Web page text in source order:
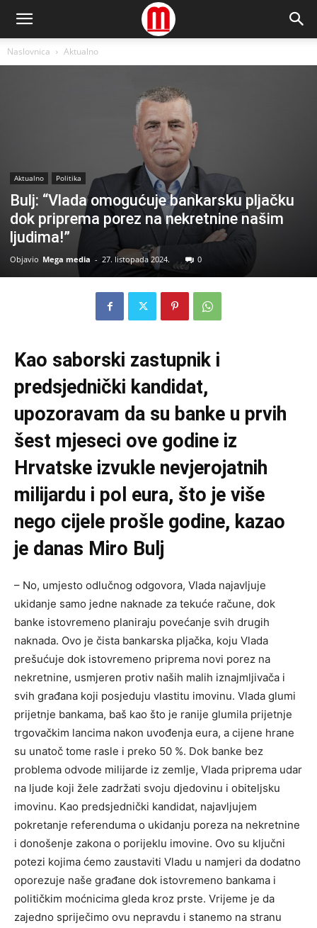
Naslovnica Aktualno
Aktualno Politika
Bulj: “Vlada omogućuje bankarsku pljačku
dok priprema porez na nekretnine našim
ljudima!”
Objavio Mega media - 27. listopada 2024. 0
Kao saborski zastupnik i
predsjednički kandidat,
upozoravam da su banke u prvih
šest mjeseci ove godine iz
Hrvatske izvukle nevjerojatnih
milijardu i pol eura, što je više
nego cijele prošle godine, kazao
je danas Miro Bulj
– No, umjesto odlučnog odgovora, Vlada najavljuje
ukidanje samo jedne naknade za tekuće račune, dok
banke istovremeno planiraju povećanje svih drugih
naknada. Ovo je čista bankarska pljačka, koju Vlada
prešućuje dok istovremeno priprema novi porez na
nekretnine, usmjeren protiv naših malih iznajmljivača i
svih građana koji posjeduju vlastitu imovinu. Vlada glumi
prijetnje bankama, baš kao što je ranije glumila prijetnje
trgovačkim lancima nakon uvođenja eura, a cijene hrane
su unatoč tome rasle i preko 50 %. Dok banke bez
problema odvode milijarde iz zemlje, Vlada priprema udar
na ljude koji žele zadržati svoju djedovinu i obiteljsku
imovinu. Kao predsjednički kandidat, najavljujem
pokretanje referenduma o ukidanju poreza na nekretnine
i donošenje zakona o porijeklu imovine. Ovo su ključni
potezi kojima ćemo zaustaviti Vladu u namjeri da dodatno
oporezuje naše građane dok istovremeno bankama i
političkim moćnicima gleda kroz prste. Vrijeme je da
zajedno spriječimo ovu nepravdu i stanemo na stranu